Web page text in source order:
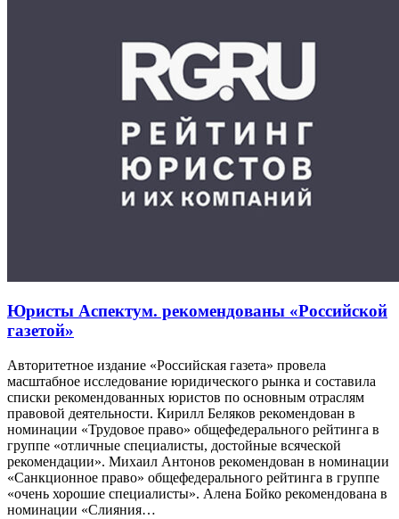
Юристы Аспектум. рекомендованы «Российской
газетой»
Авторитетное издание «Российская газета» провела
масштабное исследование юридического рынка и составила
списки рекомендованных юристов по основным отраслям
правовой деятельности. Кирилл Беляков рекомендован в
номинации «Трудовое право» общефедерального рейтинга в
группе «отличные специалисты, достойные всяческой
рекомендации». Михаил Антонов рекомендован в номинации
«Санкционное право» общефедерального рейтинга в группе
«очень хорошие специалисты». Алена Бойко рекомендована в
номинации «Слияния…